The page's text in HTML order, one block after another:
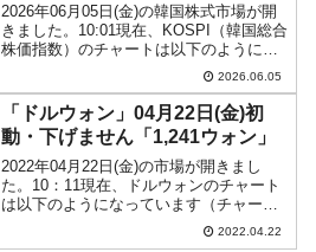
2026年06月05日(金)の韓国株式市場が開
きました。10:01現在、KOSPI（韓国総合
株価指数）のチャートは以下のようにな
『Investing.com』より引用）。ギャップ
ダウンして始まりました。急落です。
KOS...
2026.06.05
「ドルウォン」04月22日(金)初
動・下げません「1,241ウォン」
2022年04月22日(金)の市場が開きまし
た。10：11現在、ドルウォンのチャート
は以下のようになっています（チャート
は『Investing.com』より引用）。前日は
一時「1ドル＝1,244.98ウォン」に達しま
2022.04.22